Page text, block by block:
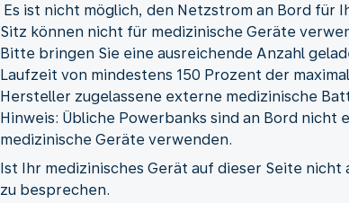
Es ist nicht möglich, den Netzstrom an Bord für
Sitz können nicht für medizinische Geräte
Bitte bringen Sie eine ausreichende Anzahl
Laufzeit von mindestens 150 Prozent der
Hersteller zugelassene externe medizinische
Hinweis: Übliche Powerbanks sind an Bord
medizinische Geräte verwenden.
Ist Ihr medizinisches Gerät auf dieser Seite
zu besprechen.